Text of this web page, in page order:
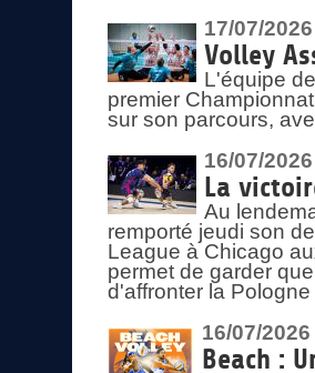
17/07/2026
Volley
L'équipe
premier
sur son parcours,
16/07/2026
La
Au
remporté jeudi son
League à Chicago
permet de garder
d'affronter la
16/07/2026
Beach :